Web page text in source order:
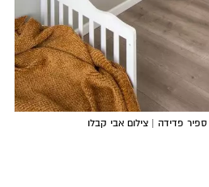
ספיר פדידה | צילום אבי קבלו